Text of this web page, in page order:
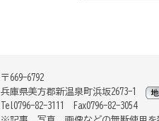
〒669-6792
兵庫県美方郡新温泉町浜坂2673-1
Tel0796-82-3111 Fax0796-82-3054